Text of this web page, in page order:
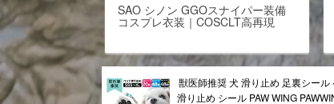
SAO シノン GGOスナイパー装備
コスプレ衣装｜COSCLT高再現
獣医師推奨 犬 滑り止め 足裏シー
滑り止め シール PAW WING